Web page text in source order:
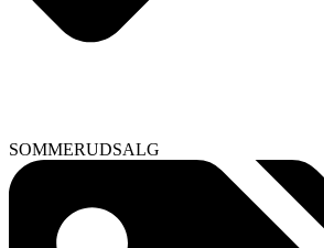
SOMMERUDSALG